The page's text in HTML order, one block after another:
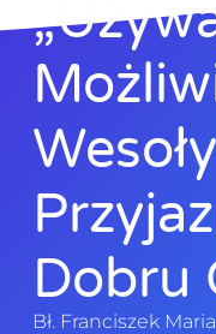
Dobru
Bł. Franciszek